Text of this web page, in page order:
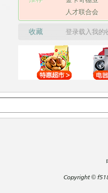
人才联合会
收藏 登录载入我
Copyright©